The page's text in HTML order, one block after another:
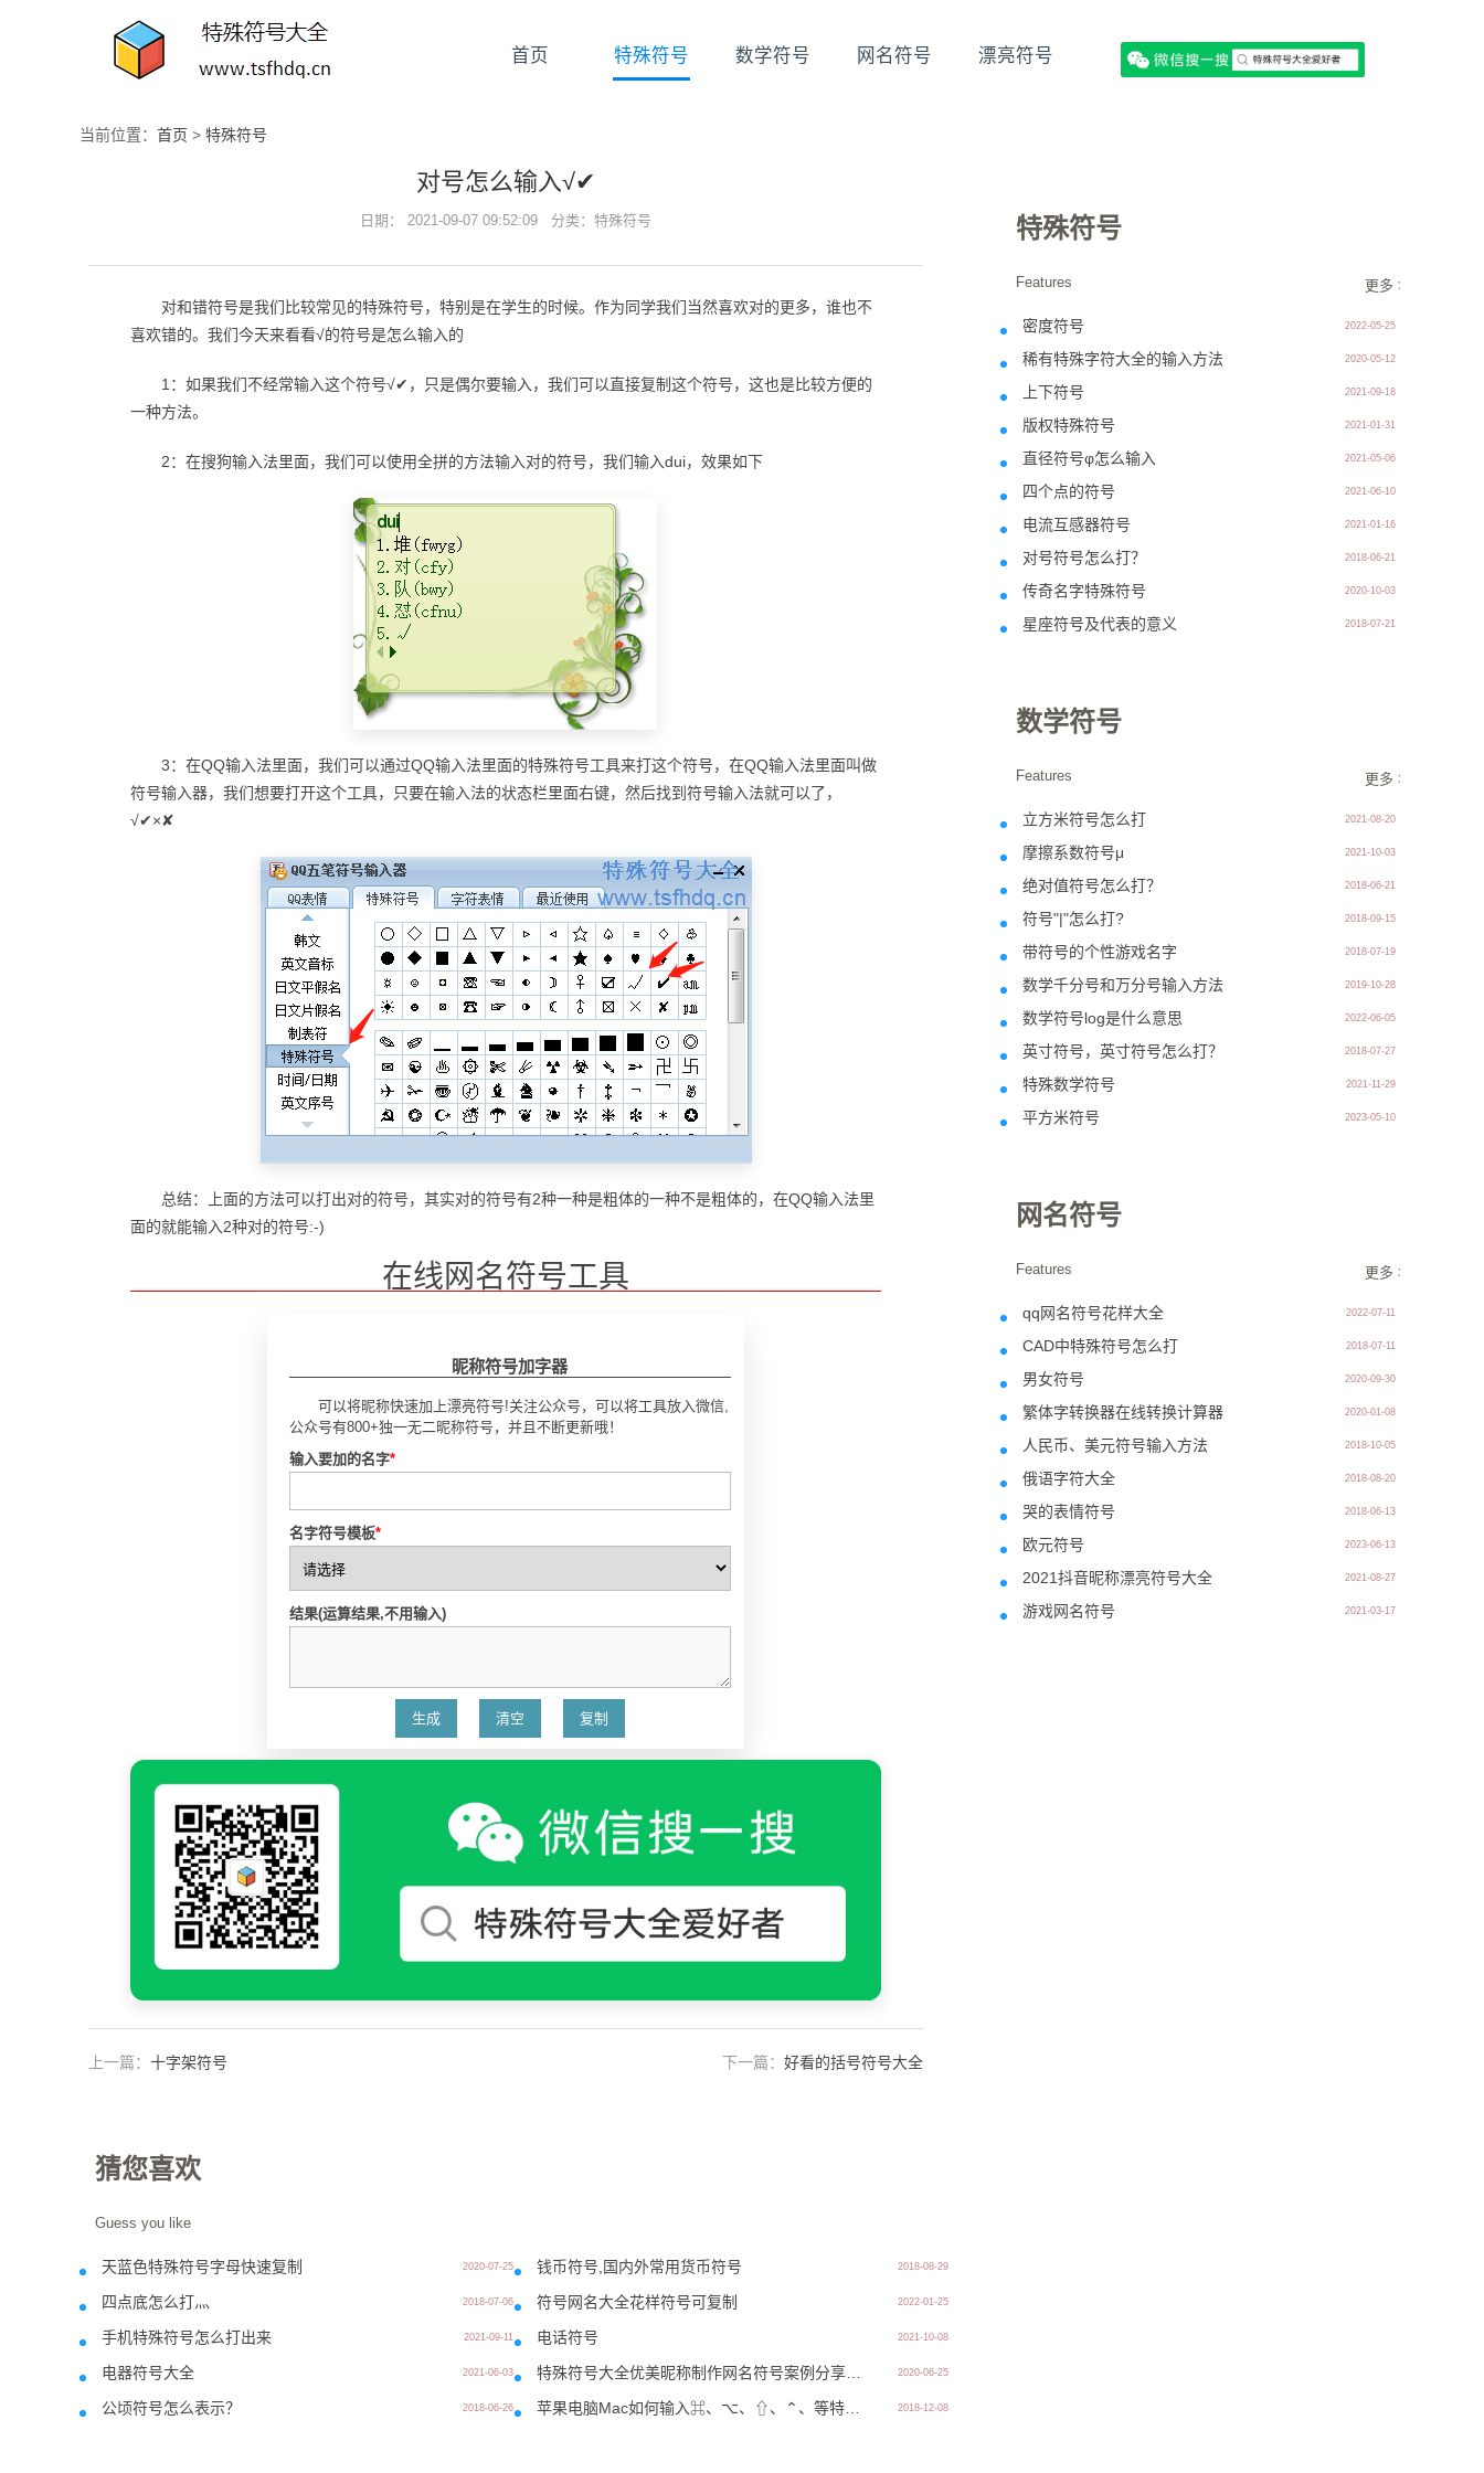
首页 特殊符号 数学符号 网名符号 漂亮符号
当前位置： 首页 > 特殊符号
对号怎么输入√✔
日期： 2021-09-07 09:52:09 分类： 特殊符号
对和错符号是我们比较常见的特殊符号，特别是在学生的时候。作为同学我们当然喜欢对的更多，谁也不
喜欢错的。我们今天来看看√的符号是怎么输入的
1：如果我们不经常输入这个符号√✔，只是偶尔要输入，我们可以直接复制这个符号，这也是比较方便的
一种方法。
2：在搜狗输入法里面，我们可以使用全拼的方法输入对的符号，我们输入dui，效果如下
3：在QQ输入法里面，我们可以通过QQ输入法里面的特殊符号工具来打这个符号，在QQ输入法里面叫做
符号输入器，我们想要打开这个工具，只要在输入法的状态栏里面右键，然后找到符号输入法就可以了，
√✔×✘
总结：上面的方法可以打出对的符号，其实对的符号有2种一种是粗体的一种不是粗体的，在QQ输入法里
面的就能输入2种对的符号:-)
在线网名符号工具
昵称符号加字器
可以将昵称快速加上漂亮符号!关注公众号，可以将工具放入微信,
公众号有800+独一无二昵称符号，并且不断更新哦！
输入要加的名字*
名字符号模板*
结果(运算结果,不用输入)
上一篇：十字架符号 下一篇： 好看的括号符号大全
猜您喜欢
Guess you like
天蓝色特殊符号字母快速复制 2020-07-25 钱币符号,国内外常用货币符号 2018-08-29
四点底怎么打灬 2018-07-06 符号网名大全花样符号可复制 2022-01-25
手机特殊符号怎么打出来 2021-09-11 电话符号 2021-10-08
电器符号大全 2021-06-03 特殊符号大全优美昵称制作网名符号案例分享-06.25 2020-06-25
公顷符号怎么表示？ 2018-06-26 苹果电脑Mac如何输入⌘、⌥、⇧、⌃、等特殊字符 2018-12-08
特殊符号
Features 更多 >>
密度符号 2022-05-25
稀有特殊字符大全的输入方法 2020-05-12
上下符号 2021-09-18
版权特殊符号 2021-01-31
直径符号φ怎么输入 2021-05-06
四个点的符号 2021-06-10
电流互感器符号 2021-01-16
对号符号怎么打？ 2018-06-21
传奇名字特殊符号 2020-10-03
星座符号及代表的意义 2018-07-21
数学符号
Features 更多 >>
立方米符号怎么打 2021-08-20
摩擦系数符号μ 2021-10-03
绝对值符号怎么打？ 2018-06-21
符号"|"怎么打? 2018-09-15
带符号的个性游戏名字 2018-07-19
数学千分号和万分号输入方法 2019-10-28
数学符号log是什么意思 2022-06-05
英寸符号，英寸符号怎么打？ 2018-07-27
特殊数学符号 2021-11-29
平方米符号 2023-05-10
网名符号
Features 更多 >>
qq网名符号花样大全 2022-07-11
CAD中特殊符号怎么打 2018-07-11
男女符号 2020-09-30
繁体字转换器在线转换计算器 2020-01-08
人民币、美元符号输入方法 2018-10-05
俄语字符大全 2018-08-20
哭的表情符号 2018-06-13
欧元符号 2023-06-13
2021抖音昵称漂亮符号大全 2021-08-27
游戏网名符号 2021-03-17